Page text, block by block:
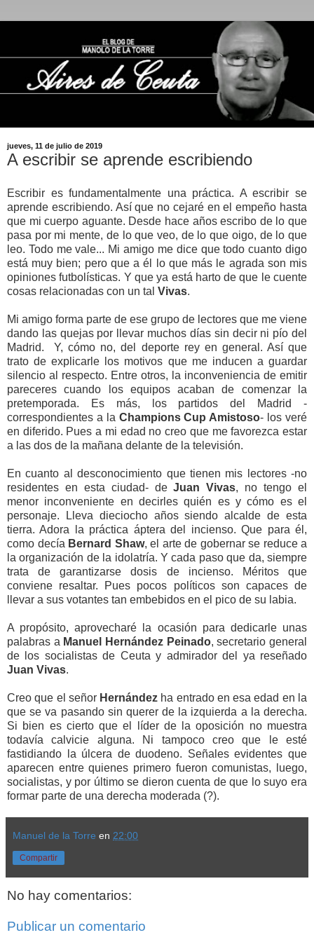
jueves, 11 de julio de 2019
A escribir se aprende escribiendo
Escribir es fundamentalmente una práctica. A escribir se
aprende escribiendo. Así que no cejaré en el empeño hasta
que mi cuerpo aguante. Desde hace años escribo de lo que
pasa por mi mente, de lo que veo, de lo que oigo, de lo que
leo. Todo me vale... Mi amigo me dice que todo cuanto digo
está muy bien; pero que a él lo que más le agrada son mis
opiniones futbolísticas. Y que ya está harto de que le cuente
cosas relacionadas con un tal Vivas.
Mi amigo forma parte de ese grupo de lectores que me viene
dando las quejas por llevar muchos días sin decir ni pío del
Madrid. Y, cómo no, del deporte rey en general. Así que
trato de explicarle los motivos que me inducen a guardar
silencio al respecto. Entre otros, la inconveniencia de emitir
pareceres cuando los equipos acaban de comenzar la
pretemporada. Es más, los partidos del Madrid -
correspondientes a la Champions Cup Amistoso- los veré
en diferido. Pues a mi edad no creo que me favorezca estar
a las dos de la mañana delante de la televisión.
En cuanto al desconocimiento que tienen mis lectores -no
residentes en esta ciudad- deJuan Vivas, no tengo el
menor inconveniente en decirles quién es y cómo es el
personaje. Lleva dieciocho años siendo alcalde de esta
tierra. Adora la práctica áptera del incienso. Que para él,
como decía Bernard Shaw, el arte de gobernar se reduce a
la organización de la idolatría. Y cada paso que da, siempre
trata de garantizarse dosis de incienso. Méritos que
conviene resaltar. Pues pocos políticos son capaces de
llevar a sus votantes tan embebidos en el pico de su labia.
A propósito, aprovecharé la ocasión para dedicarle unas
palabras a Manuel Hernández Peinado, secretario general
de los socialistas de Ceuta y admirador del ya reseñado
Juan Vivas.
Creo que el señor Hernández ha entrado en esa edad en la
que se va pasando sin querer de la izquierda a la derecha.
Si bien es cierto que el líder de la oposición no muestra
todavía calvicie alguna. Ni tampoco creo que le esté
fastidiando la úlcera de duodeno. Señales evidentes que
aparecen entre quienes primero fueron comunistas, luego,
socialistas, y por último se dieron cuenta de que lo suyo era
formar parte de una derecha moderada (?).
Manuel de la Torre en 22:00
Compartir
No hay comentarios:
Publicar un comentario